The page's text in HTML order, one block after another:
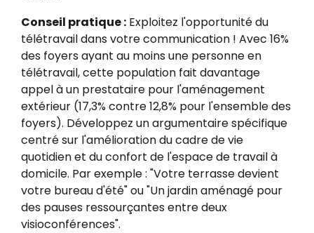
Conseil pratique :Exploitez l'opportunité du
télétravail dans votre communication ! Avec 16%
des foyers ayant au moins une personne en
télétravail, cette population fait davantage
appel à un prestataire pour l'aménagement
extérieur (17,3% contre 12,8% pour l'ensemble des
foyers). Développez un argumentaire spécifique
centré sur l'amélioration du cadre de vie
quotidien et du confort de l'espace de travail à
domicile. Par exemple : "Votre terrasse devient
votre bureau d'été" ou "Un jardin aménagé pour
des pauses ressourçantes entre deux
visioconférences".